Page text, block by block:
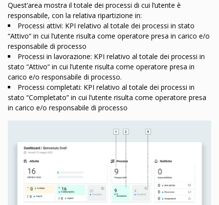
Quest’area mostra il totale dei processi di cui l’utente è
responsabile, con la relativa ripartizione in:
Processi attivi: KPI relativo al totale dei processi in stato
“Attivo“ in cui l’utente risulta come operatore presa in carico e/o
responsabile di processo
Processi in lavorazione: KPI relativo al totale dei processi in
stato “Attivo“ in cui l’utente risulta come operatore presa in
carico e/o responsabile di processo.
Processi completati: KPI relativo al totale dei processi in
stato “Completato” in cui l’utente risulta come operatore presa
in carico e/o responsabile di processo